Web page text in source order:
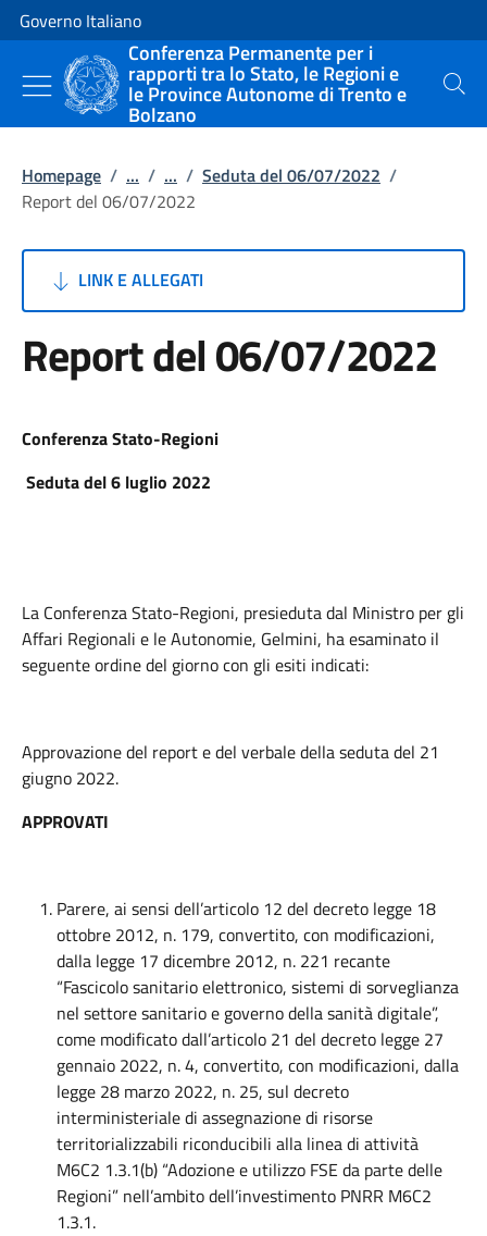
Vai al contenuto
Vai alla navigazione del sito
Governo Italiano
Conferenza Permanente per i
rapporti tra lo Stato, le Regioni e
le Province Autonome di Trento e
Bolzano
Cerca
Homepage / ... / ... / Seduta del 06/07/2022 /
Report del 06/07/2022
LINK E ALLEGATI
Report del 06/07/2022
Conferenza Stato-Regioni
Seduta del 6 luglio 2022
La Conferenza Stato-Regioni, presieduta dal Ministro per gli
Affari Regionali e le Autonomie, Gelmini, ha esaminato il
seguente ordine del giorno con gli esiti indicati:
Approvazione del report e del verbale della seduta del 21
giugno 2022.
APPROVATI
Parere, ai sensi dell’articolo 12 del decreto legge 18
ottobre 2012, n. 179, convertito, con modificazioni,
dalla legge 17 dicembre 2012, n. 221 recante
“Fascicolo sanitario elettronico, sistemi di sorveglianza
nel settore sanitario e governo della sanità digitale”,
come modificato dall’articolo 21 del decreto legge 27
gennaio 2022, n. 4, convertito, con modificazioni, dalla
legge 28 marzo 2022, n. 25, sul decreto
interministeriale di assegnazione di risorse
territorializzabili riconducibili alla linea di attività
M6C2 1.3.1(b) “Adozione e utilizzo FSE da parte delle
Regioni” nell’ambito dell’investimento PNRR M6C2
1.3.1.